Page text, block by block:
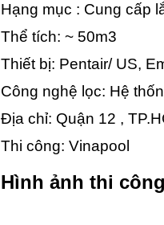
Hạng mục : Cung cấp
Thể tích: ~ 50m3
Thiết bị: Pentair/ US,
Công nghệ lọc: Hệ
Địa chỉ: Quận 12 ,
Thi công: Vinapool
Hình ảnh thi